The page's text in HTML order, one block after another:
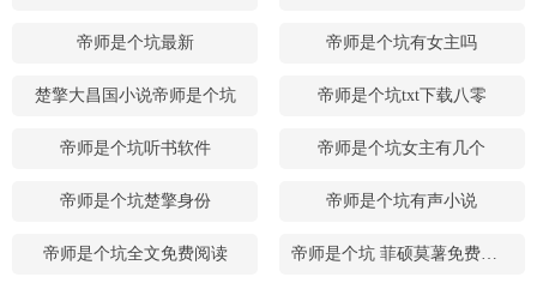
帝师是个坑最新 帝师是个坑有女主吗
楚擎大昌国小说帝师是个坑 帝师是个坑txt下载八零
帝师是个坑听书软件 帝师是个坑女主有几个
帝师是个坑楚擎身份 帝师是个坑有声小说
帝师是个坑全文免费阅读 帝师是个坑 菲硕莫薯免费下载